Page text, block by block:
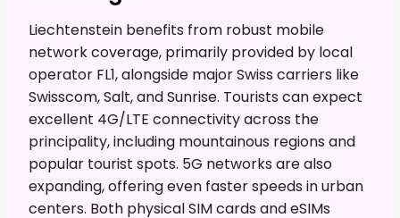
Liechtenstein benefits from robust mobile
network coverage, primarily provided by local
operator FL1, alongside major Swiss carriers like
Swisscom, Salt, and Sunrise. Tourists can expect
excellent 4G/LTE connectivity across the
principality, including mountainous regions and
popular tourist spots. 5G networks are also
expanding, offering even faster speeds in urban
centers. Both physical SIM cards and eSIMs